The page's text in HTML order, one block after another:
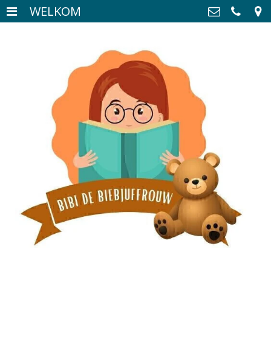
>
Broekstraat 18, 6133 BN
Sittard
046 8883250
06 31025050
kootjespek@studiosay.nl
Kvk: studioSAY - 62547623
BTWnr: NL854861531B01
WELKOM